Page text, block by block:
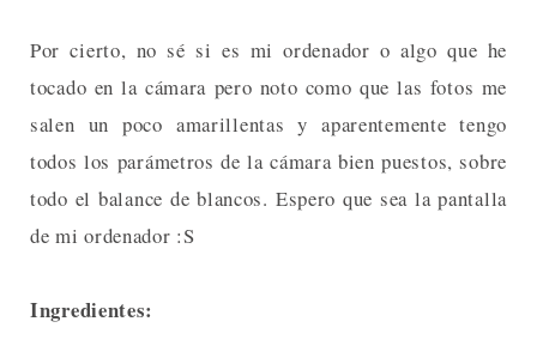
Por cierto, no sé si es mi ordenador o algo que he
tocado en la cámara pero noto como que las fotos me
salen un poco amarillentas y aparentemente tengo
todos los parámetros de la cámara bien puestos, sobre
todo el balance de blancos. Espero que sea la pantalla
de mi ordenador :S
Ingredientes: